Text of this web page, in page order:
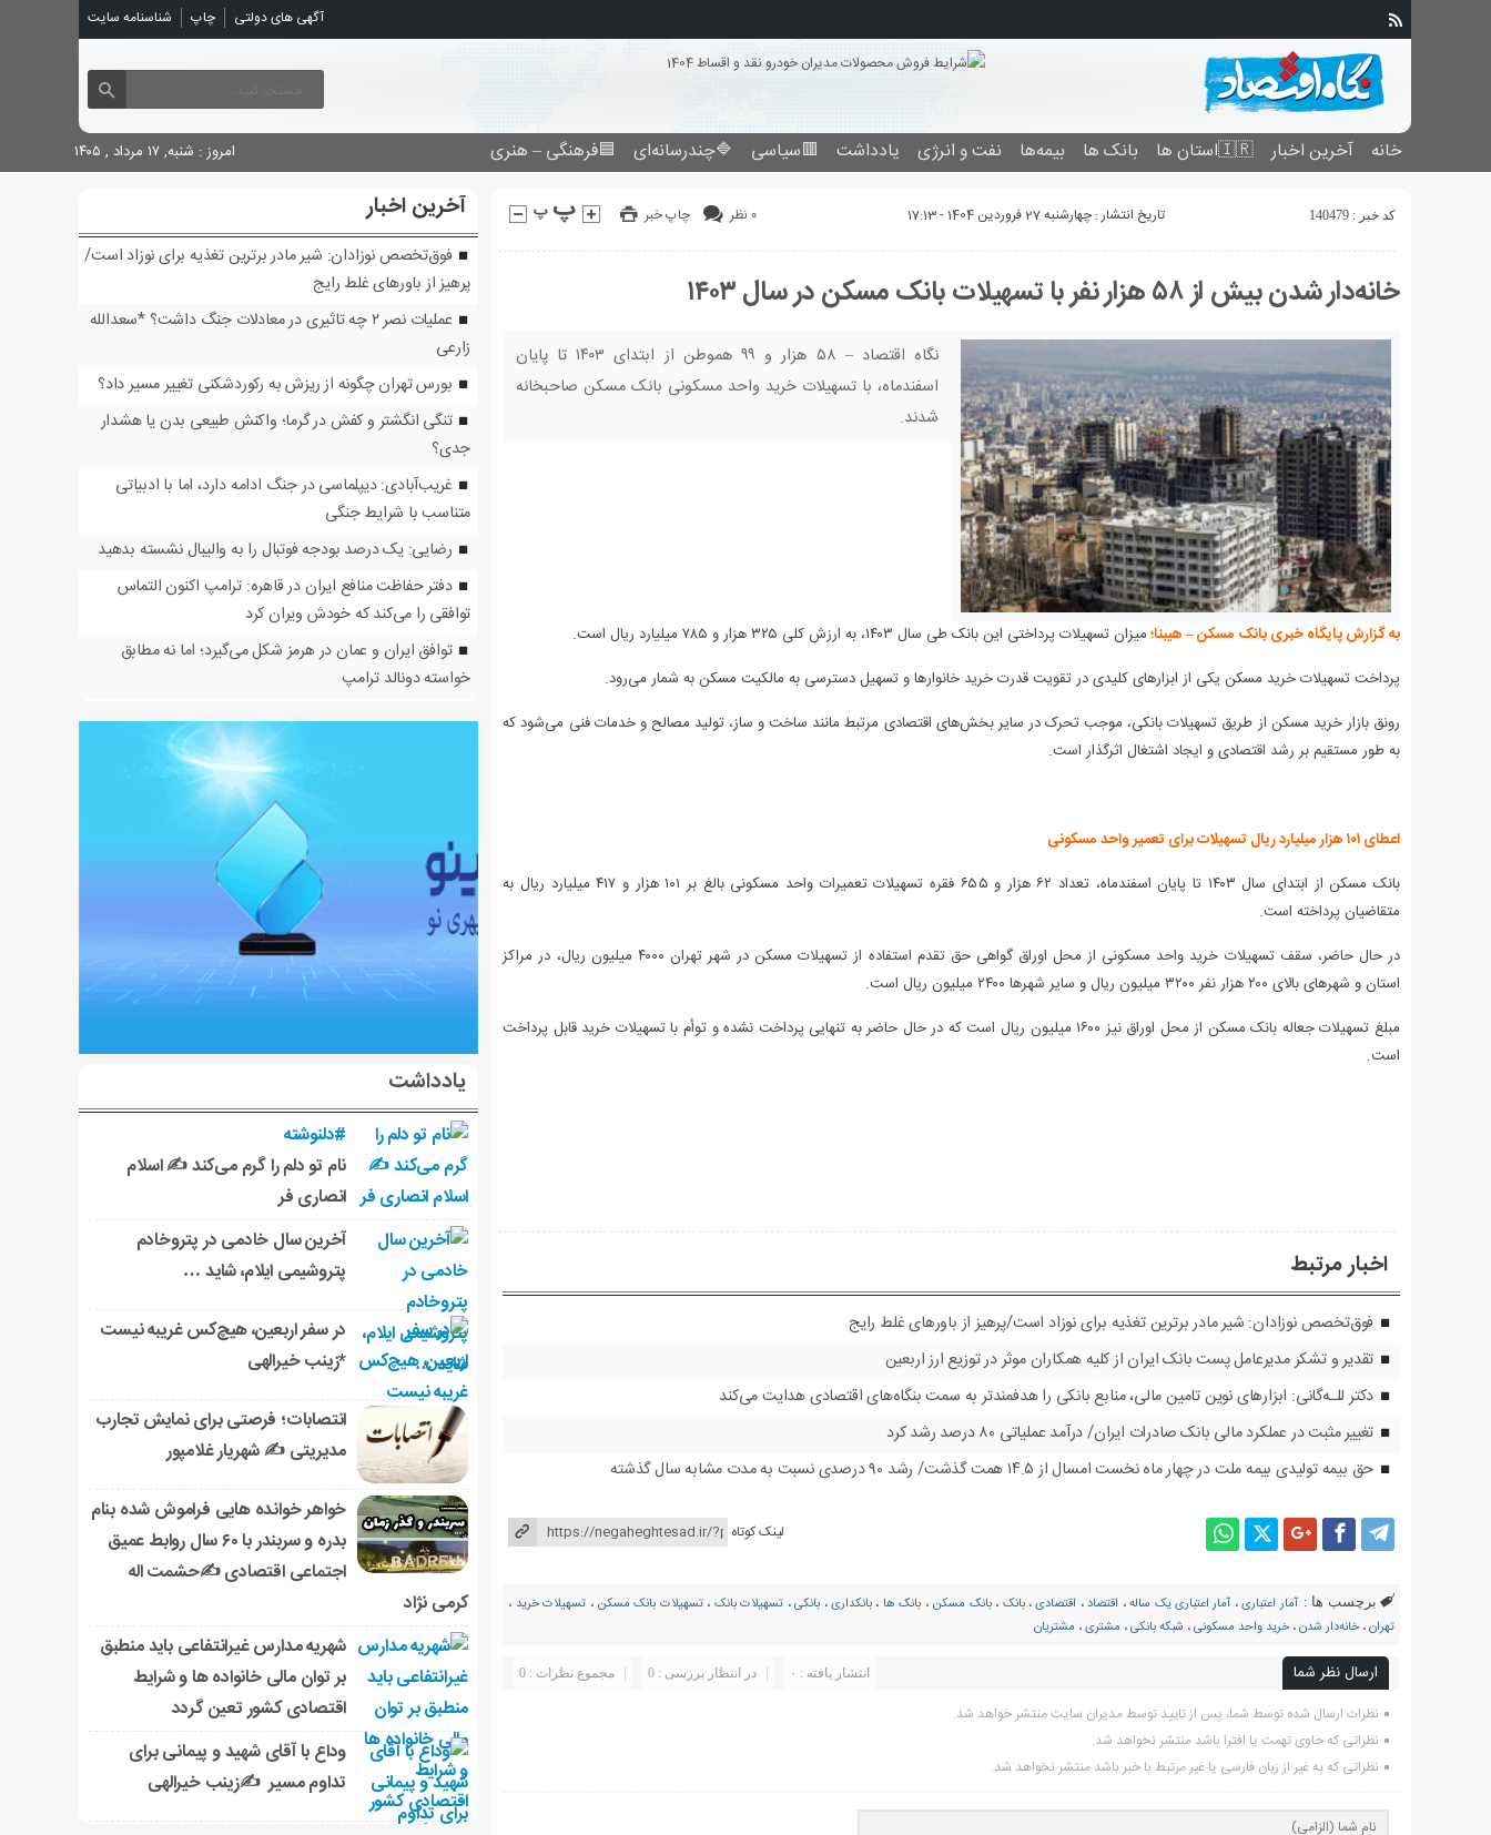
آگهی های دولتی چاپ شناسنامه سایت
خانه آخرین اخبار 🇮🇷استان ‌ها بانک ها بیمه‌ها نفت و انرژی یادداشت 🟥سیاسی 🔷چندرسانه‌ای 🟦فرهنگی – هنری امروز : شنبه, ۱۷ مرداد , ۱۴۰۵
کد خبر : 140479 تاریخ انتشار : چهارشنبه 27 فروردین 1404 - 17:13 چاپ خبر ۰ نظر
خانه‌دار شدن بیش از ۵۸ هزار نفر با تسهیلات بانک مسکن در سال ۱۴۰۳
نگاه اقتصاد – ۵۸ هزار و ۹۹ هموطن از ابتدای ۱۴۰۳ تا پایان
اسفندماه، با تسهیلات خرید واحد مسکونی بانک مسکن صاحبخانه
شدند.
به گزارش پایگاه خبری بانک مسکن – هیبنا؛میزان تسهیلات پرداختی این بانک طی سال ۱۴۰۳، به ارزش کلی ۳۲۵ هزار و ۷۸۵ میلیارد ریال است.
پرداخت تسهیلات خرید مسکن یکی از ابزارهای کلیدی در تقویت قدرت خرید خانوارها و تسهیل دسترسی به مالکیت مسکن به شمار می‌رود.
رونق بازار خرید مسکن از طریق تسهیلات بانکی، موجب تحرک در سایر بخش‌های اقتصادی مرتبط مانند ساخت و ساز، تولید مصالح و خدمات فنی می‌شود که
به طور مستقیم بر رشد اقتصادی و ایجاد اشتغال اثرگذار است.
اعطای ۱۰۱ هزار میلیارد ریال تسهیلات برای تعمیر واحد مسکونی
بانک مسکن از ابتدای سال ۱۴۰۳ تا پایان اسفندماه، تعداد ۶۲ هزار و ۶۵۵ فقره تسهیلات تعمیرات واحد مسکونی بالغ بر ۱۰۱ هزار و ۴۱۷ میلیارد ریال به
متقاضیان پرداخته است.
در حال حاضر، سقف تسهیلات خرید واحد مسکونی از محل اوراق گواهی حق تقدم استفاده از تسهیلات مسکن در شهر تهران ۴۰۰۰ میلیون ریال، در مراکز
استان و شهرهای بالای ۲۰۰ هزار نفر ۳۲۰۰ میلیون ریال و سایر شهرها ۲۴۰۰ میلیون ریال است.
مبلغ تسهیلات جعاله بانک مسکن از محل اوراق نیز ۱۶۰۰ میلیون ریال است که در حال حاضر به تنهایی پرداخت نشده و توأم با تسهیلات خرید قابل پرداخت
است.
اخبار مرتبط
فوق‌تخصص نوزادان: شیر مادر برترین تغذیه برای نوزاد است/پرهیز از باورهای غلط رایج
تقدیر و تشکر مدیرعامل پست بانک ایران از کلیه همکاران موثر در توزیع ارز اربعین
دکتر للـه‌گانی: ابزارهای نوین تامین مالی، منابع بانکی را هدفمندتر به سمت بنگاه‌های اقتصادی هدایت می‌کند
تغییر مثبت در عملکرد مالی بانک صادرات ایران/ درآمد عملیاتی ۸۰ درصد رشد کرد
حق بیمه تولیدی بیمه ملت در چهار ماه نخست امسال از ۱۴.۵ همت گذشت/ رشد ۹۰ درصدی نسبت به مدت مشابه سال گذشته
لینک کوتاه
برچسب ها : آمار اعتباری، آمار اعتباری یک ساله، اقتصاد، اقتصادی،بانک ،بانک مسکن ، بانک ها ، بانکداری، بانکی، تسهیلات بانک ،تسهیلات بانک مسکن ، تسهیلات خرید ،
تهران،خانه‌دار شدن،خرید واحد مسکونی، شبکه بانکی، مشتری، مشتریان
ارسال نظر شما مجموع نظرات : 0 در انتظار بررسی : 0 انتشار یافته : ۰
نظرات ارسال شده توسط شما، پس از تایید توسط مدیران سایت منتشر خواهد شد.
نظراتی که حاوی تهمت یا افترا باشد منتشر نخواهد شد.
نظراتی که به غیر از زبان فارسی یا غیر مرتبط با خبر باشد منتشر نخواهد شد.
آخرین اخبار
فوق‌تخصص نوزادان: شیر مادر برترین تغذیه برای نوزاد است/
پرهیز از باورهای غلط رایج
عملیات نصر ۲ چه تاثیری در معادلات جنگ داشت؟ *سعدالله
زارعی
بورس تهران چگونه از ریزش به رکوردشکنی تغییر مسیر داد؟
تنگی انگشتر و کفش در گرما؛ واکنش طبیعی بدن یا هشدار
جدی؟
غریب‌آبادی: دیپلماسی در جنگ ادامه دارد، اما با ادبیاتی
متناسب با شرایط جنگی
رضایی: یک درصد بودجه فوتبال را به والیبال نشسته بدهید
دفتر حفاظت منافع ایران در قاهره: ترامپ اکنون التماس
توافقی را می‌کند که خودش ویران کرد
توافق ایران و عمان در هرمز شکل می‌گیرد؛ اما نه مطابق
خواسته دونالد ترامپ
یادداشت
#دلنوشته
نام تو دلم را گرم می‌کند ✍️ اسلام
انصاری فر
آخرین سال خادمی در پتروخادم
پتروشیمی ایلام، شاید …
در سفر اربعین، هیچ‌کس غریبه نیست
*زینب خیرالهی
انتصابات؛ فرصتی برای نمایش تجارب
مدیریتی ✍ شهریار غلامپور
خواهر خوانده هایی فراموش شده بنام
بدره و سربندر با ۶۰ سال روابط عمیق
اجتماعی اقتصادی ✍حشمت اله
کرمی نژاد
شهریه مدارس غیرانتفاعی باید منطبق
بر توان مالی خانواده ها و شرایط
اقتصادی کشور تعین گردد
وداع با آقای شهید و پیمانی برای
تداوم مسیر ✍زینب خیرالهی